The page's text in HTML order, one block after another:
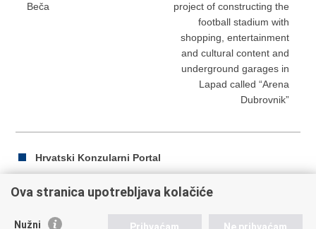
Beča
project of constructing the
football stadium with
shopping, entertainment
and cultural content and
underground garages in
Lapad called “Arena
Dubrovnik”
Hrvatski Konzularni Portal
Ispiši Podijeli
Ova stranica upotrebljava kolačiće
Nužni Prihvaćam Ne prihvaćam